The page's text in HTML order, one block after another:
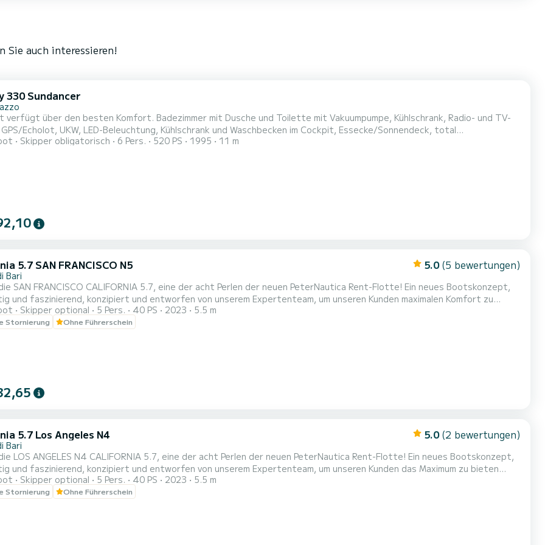
Sie auch interessieren!
330 Sundancer
verfügt über den besten Komfort. Badezimmer mit Dusche und Toilette mit Vakuumpumpe, Kühlschrank, Radio- und TV-
Echolot, UKW, LED-Beleuchtung, Kühlschrank und Waschbecken im Cockpit, Essecke/Sonnendeck, total
Sonnenpolster am Bug.
Skipper obligatorisch 6 Pers. 520 PS 1995 11 m
5.7 SAN FRANCISCO N5 5.0 (5 bewertungen)
Bari
FRANCISCO CALIFORNIA 5.7, eine der acht Perlen der neuen PeterNautica Rent-Flotte! Ein neues Bootskonzept,
und faszinierend, konzipiert und entworfen von unserem Expertenteam, um unseren Kunden maximalen Komfort zu
Segeln und an Bord. Motorisiert mit dem neuen Yamaha F40 HETL, dem Arbeitstier der Marke, das sich durch seine
auszeichnet, ein Außenbordmotor, der eine hohe Leistung in Kombination mit garantieren kann vernachlässigbarer
Skipper optional 5 Pers. 40 PS 2023 5.5 m
Stornierung Ohne Führerschein
5.7 Los Angeles N4 5.0 (2 bewertungen)
Bari
LOS ANGELES N4 CALIFORNIA 5.7, eine der acht Perlen der neuen PeterNautica Rent-Flotte! Ein neues Bootskonzept,
und faszinierend, konzipiert und entworfen von unserem Expertenteam, um unseren Kunden das Maximum zu bieten
Segeln und an Bord. Motorisiert mit dem neuen Yamaha F40 HETL, dem Arbeitspferd der Marke, das sich durch seine
auszeichnet, ein Außenbordmotor, der eine hohe Leistung garantieren kann kombiniert mit vernachlässigbarem
Skipper optional 5 Pers. 40 PS 2023 5.5 m
Stornierung Ohne Führerschein